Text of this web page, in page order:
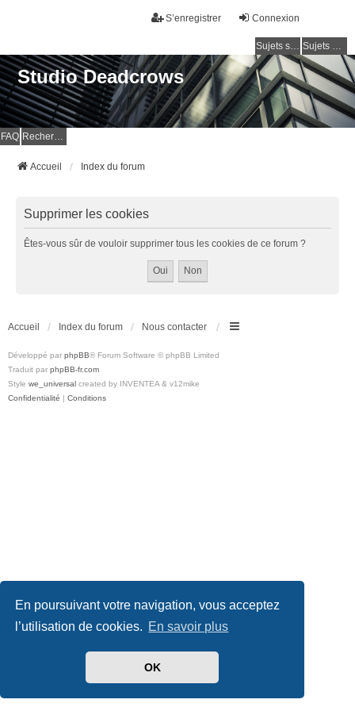
En poursuivant votre navigation, vous acceptez
l’utilisation de cookies. En savoir plus
OK
Connexion
S’enregistrer
Sujets sans réponse Sujets actifs
Studio Deadcrows
FAQ Rechercher
Accueil Index du forum
Supprimer les cookies
Êtes-vous sûr de vouloir supprimer tous les cookies de ce forum ?
Accueil Index du forum Nous contacter
Développé par phpBB® Forum Software © phpBB Limited
Traduit par phpBB-fr.com
Style we_universal created by INVENTEA & v12mike
Confidentialité | Conditions